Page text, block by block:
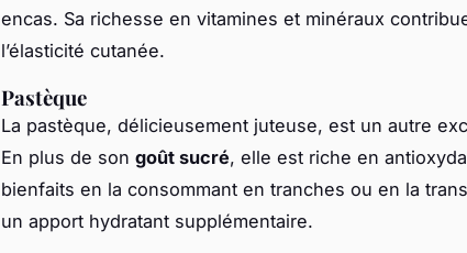
encas. Sa richesse en vitamines et minéraux
l’élasticité cutanée.
Pastèque
La pastèque, délicieusement juteuse, est un autre
En plus de son goût sucré, elle est riche en
bienfaits en la consommant en tranches ou en la
un apport hydratant supplémentaire.